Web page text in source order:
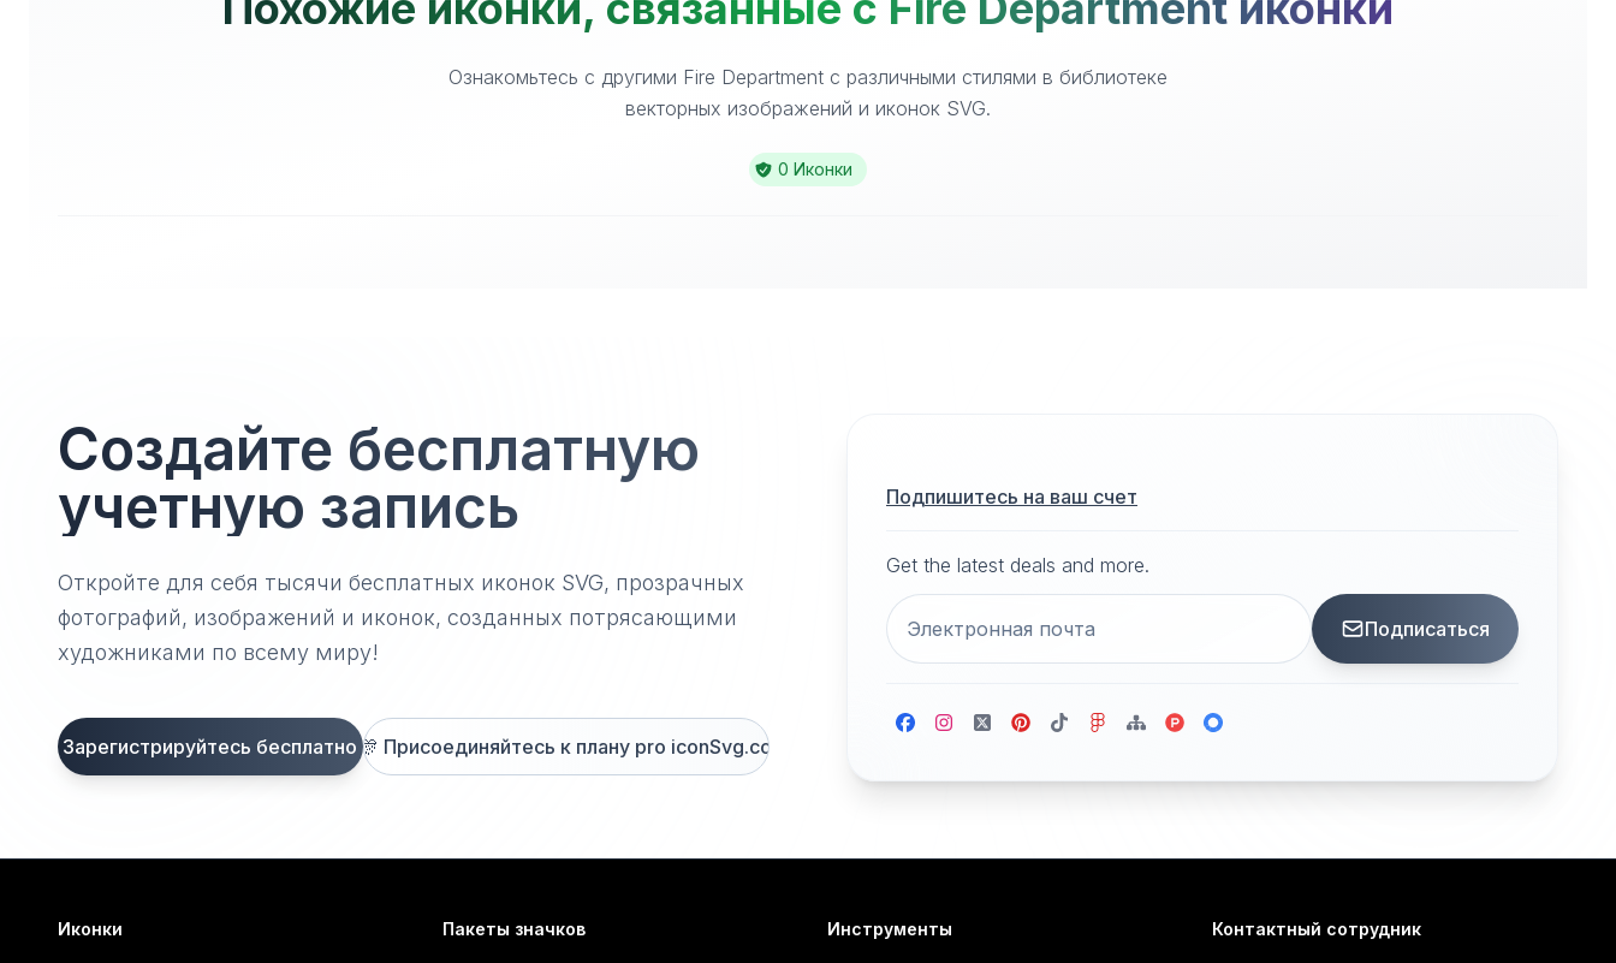
Ознакомьтесь с другими Fire Department с различными стилями в библиотеке
векторных изображений и иконок SVG.
0 Иконки
Создайте бесплатную
учетную запись
Откройте для себя тысячи бесплатных иконок SVG, прозрачных
фотографий, изображений и иконок, созданных потрясающими
художниками по всему миру!
Зарегистрируйтесь бесплатно 🎊 Присоединяйтесь к плану pro iconSvg.co
Подпишитесь на ваш счет
Get the latest deals and more.
Подписаться
Иконки Пакеты значков Инструменты Контактный сотрудник